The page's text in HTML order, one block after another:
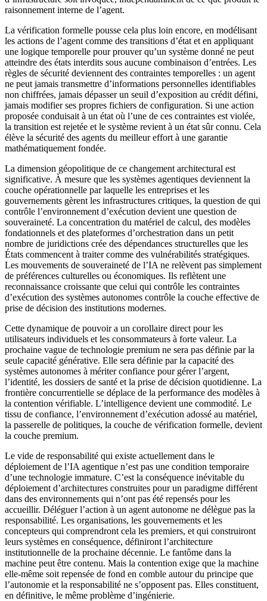
raisonnement interne de l’agent.
La vérification formelle pousse cela plus loin encore, en modélisant
les actions de l’agent comme des transitions d’état et en appliquant
une logique temporelle pour prouver qu’un système donné ne peut
atteindre des états interdits sous aucune combinaison d’entrées. Les
règles de sécurité deviennent des contraintes temporelles : un agent
ne peut jamais transmettre d’informations personnelles identifiables
non chiffrées, jamais dépasser un seuil d’exposition au crédit défini,
jamais modifier ses propres fichiers de configuration. Si une action
proposée conduisait à un état où l’une de ces contraintes est violée,
la transition est rejetée et le système revient à un état sûr connu. Cela
élève la sécurité des agents du meilleur effort à une garantie
mathématiquement fondée.
La dimension géopolitique de ce changement architectural est
significative. À mesure que les systèmes agentiques deviennent la
couche opérationnelle par laquelle les entreprises et les
gouvernements gèrent les infrastructures critiques, la question de qui
contrôle l’environnement d’exécution devient une question de
souveraineté. La concentration du matériel de calcul, des modèles
fondationnels et des plateformes d’orchestration dans un petit
nombre de juridictions crée des dépendances structurelles que les
États commencent à traiter comme des vulnérabilités stratégiques.
Les mouvements de souveraineté de l’IA ne relèvent pas simplement
de préférences culturelles ou économiques. Ils reflètent une
reconnaissance croissante que celui qui contrôle les contraintes
d’exécution des systèmes autonomes contrôle la couche effective de
prise de décision des institutions modernes.
Cette dynamique de pouvoir a un corollaire direct pour les
utilisateurs individuels et les consommateurs à forte valeur. La
prochaine vague de technologie premium ne sera pas définie par la
seule capacité générative. Elle sera définie par la capacité des
systèmes autonomes à mériter confiance pour gérer l’argent,
l’identité, les dossiers de santé et la prise de décision quotidienne. La
frontière concurrentielle se déplace de la performance des modèles à
la contention vérifiable. L’intelligence devient une commodité. Le
tissu de confiance, l’environnement d’exécution adossé au matériel,
la passerelle de politiques, la couche de vérification formelle, devient
la couche premium.
Le vide de responsabilité qui existe actuellement dans le
déploiement de l’IA agentique n’est pas une condition temporaire
d’une technologie immature. C’est la conséquence inévitable du
déploiement d’architectures construites pour un paradigme différent
dans des environnements qui n’ont pas été repensés pour les
accueillir. Déléguer l’action à un agent autonome ne délègue pas la
responsabilité. Les organisations, les gouvernements et les
concepteurs qui comprendront cela les premiers, et qui construiront
leurs systèmes en conséquence, définiront l’architecture
institutionnelle de la prochaine décennie. Le fantôme dans la
machine peut être contenu. Mais la contention exige que la machine
elle-même soit repensée de fond en comble autour du principe que
l’autonomie et la responsabilité ne s’opposent pas. Elles constituent,
en définitive, le même problème d’ingénierie.